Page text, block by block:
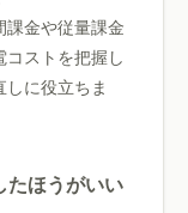
課金や従量課金
ストを把握し
に役立ちま
たほうがいい